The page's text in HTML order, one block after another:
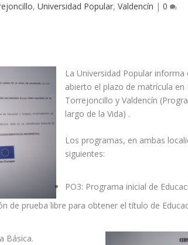
, Universidad Popular, Valdencín | 0
La Universidad Popular informa
abierto el plazo de matrícula en
Torrejoncillo y Valdencín
largo de la Vida) .
Los programas, en ambas
siguientes:
PO3: Programa inicial de
de prueba libre para obtener el título de
Básica.